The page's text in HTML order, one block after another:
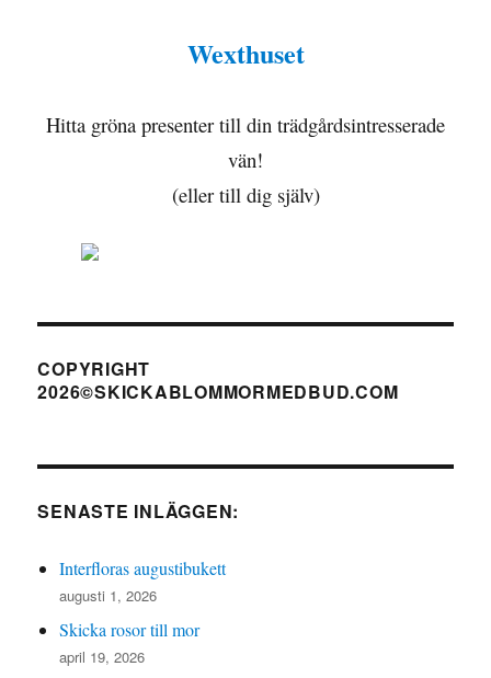
Wexthuset
Hitta gröna presenter till din trädgårdsintresserade
vän!
(eller till dig själv)
COPYRIGHT
2026©SKICKABLOMMORMEDBUD.COM
SENASTE INLÄGGEN:
Interfloras augustibukett
augusti 1, 2026
Skicka rosor till mor
april 19, 2026